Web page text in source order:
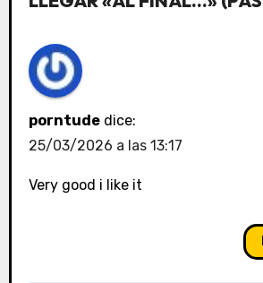
porntude dice:
25/03/2026 a las 13:17
Very good i like it